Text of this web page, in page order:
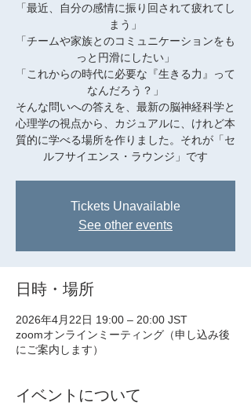
「最近、自分の感情に振り回されて疲れてし
まう」
「チームや家族とのコミュニケーションをも
っと円滑にしたい」
「これからの時代に必要な『生きる力』って
なんだろう？」
そんな問いへの答えを、最新の脳神経科学と
心理学の視点から、カジュアルに、けれど本
質的に学べる場所を作りました。それが「セ
ルフサイエンス・ラウンジ」です
Tickets Unavailable
See other events
日時・場所
2026年4月22日 19:00 – 20:00 JST
zoomオンラインミーティング（申し込み後
にご案内します）
イベントについて